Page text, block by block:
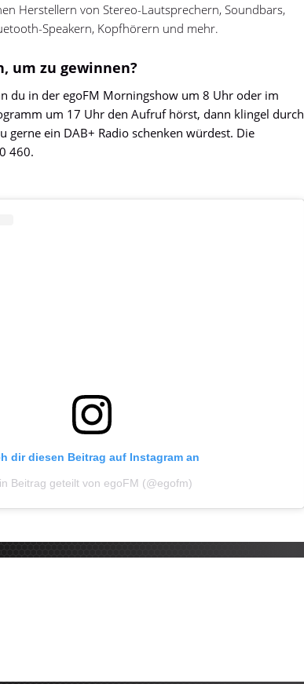
Herstellern von Stereo-Lautsprechern, Soundbars,
Speakern, Kopfhörern und mehr.
um zu gewinnen?
du in der egoFM Morningshow um 8 Uhr oder im
um 17 Uhr den Aufruf hörst, dann klingel durch
gerne ein DAB+ Radio schenken würdest. Die
460.
dir diesen Beitrag auf Instagram an
Beitrag geteilt von egoFM (@egofm)